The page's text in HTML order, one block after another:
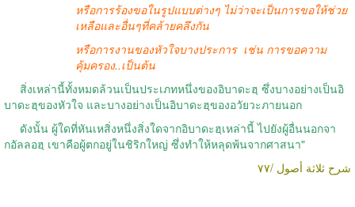
หรือการร้องขอในรูปแบบต่างๆ ไม่ว่าจะเป็นการขอให้ช่วย
เหลือและอื่นๆที่คล้ายคลึงกัน
หรือการงานของหัวใจบางประการ เช่น การขอความ
คุ้มครอง..เป็นต้น
สิ่งเหล่านี้ทั้งหมดล้วนเป็นประเภทหนึ่งของอิบาดะฮฺ ซึ่งบางอย่างเป็นอิ
บาดะฮฺของหัวใจ และบางอย่างเป็นอิบาดะฮฺของอวัยวะภายนอก
ดังนั้น ผู้ใดที่หันเหสิ่งหนึ่งสิ่งใดจากอิบาดะฮฺเหล่านี้ ไปยังผู้อื่นนอกจา
กอัลลอฮฺ เขาคือผู้ตกอยู่ในชิริกใหญ่ ซึ่งทำให้หลุดพ้นจากศาสนา"
شرح ثلاثة أصول /٧٧